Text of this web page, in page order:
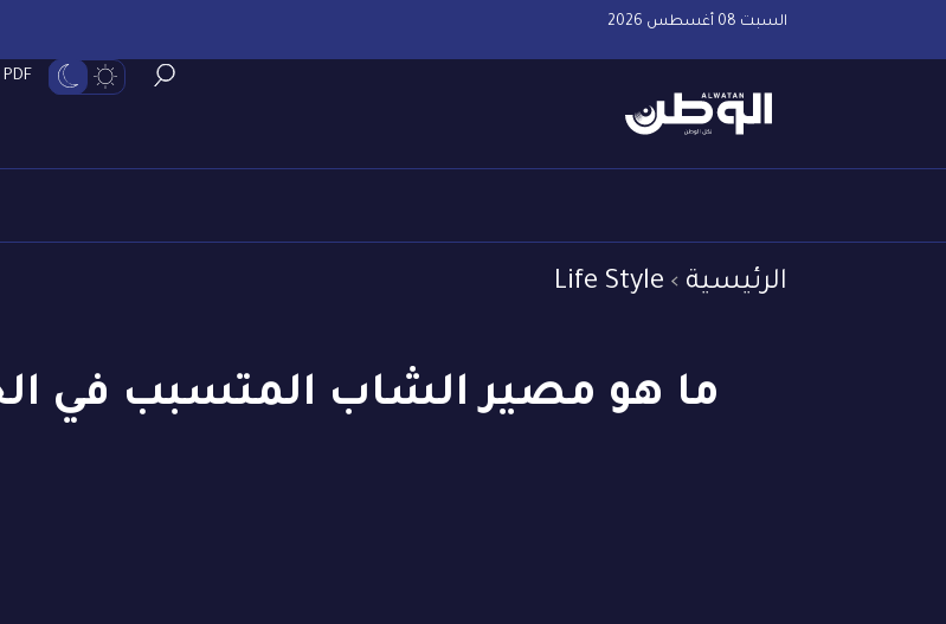
السبت 08 أغسطس 2026
PDF عدد اليوم
الرئيسية Life Style
ما هو مصير الشاب المتسبب في